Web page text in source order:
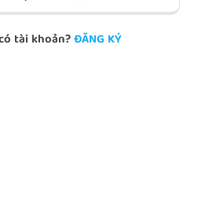
tài khoản?ĐĂNG KÝ